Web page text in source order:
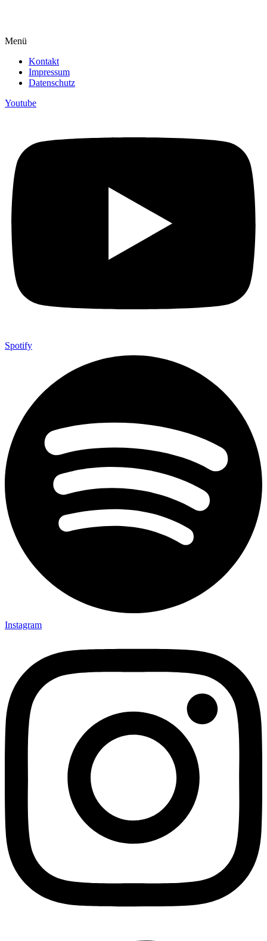
Menü
Kontakt
Impressum
Datenschutz
Youtube
Spotify
Instagram